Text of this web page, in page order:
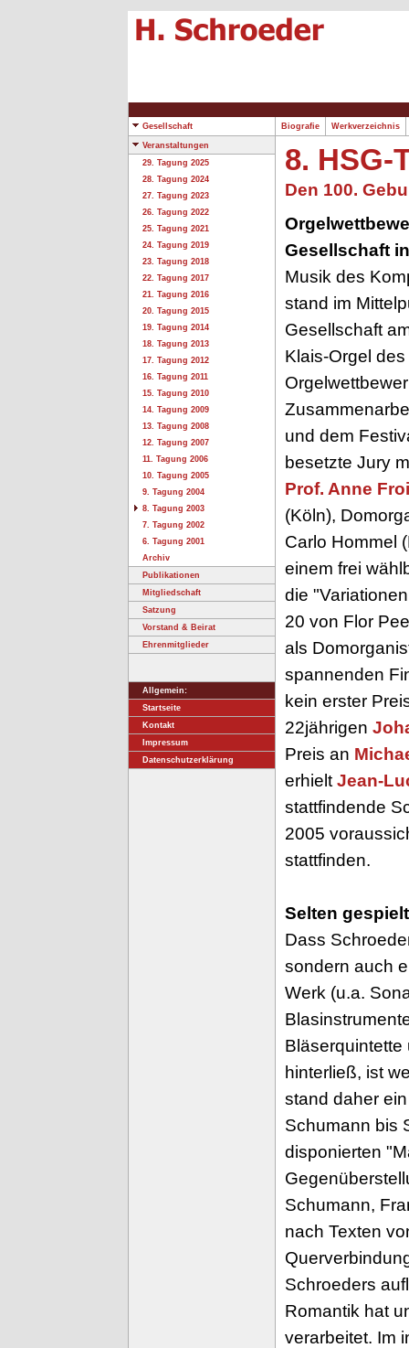
Gesellschaft Biografie Werkverzeichnis
Veranstaltungen
29. Tagung 2025
28. Tagung 2024
27. Tagung 2023
26. Tagung 2022
25. Tagung 2021
24. Tagung 2019
23. Tagung 2018
22. Tagung 2017
21. Tagung 2016
20. Tagung 2015
19. Tagung 2014
18. Tagung 2013
17. Tagung 2012
16. Tagung 2011
15. Tagung 2010
14. Tagung 2009
13. Tagung 2008
12. Tagung 2007
11. Tagung 2006
10. Tagung 2005
9. Tagung 2004
8. Tagung 2003
7. Tagung 2002
6. Tagung 2001
Archiv
Publikationen
Mitgliedschaft
Satzung
Vorstand & Beirat
Ehrenmitglieder
Allgemein:
Startseite
Kontakt
Impressum
Datenschutzerklärung
8. HSG-
Den 100.
Gesellschaft
Musik des
stand im
Gesellschaft
Klais-Orgel
und dem
besetzte Jury
Prof. Anne
(Köln),
Carlo Hommel
einem frei
die
20 von Flor
als
spannenden
kein erster
22jährigen
Preis an
erhielt Jean-
stattfindende
2005
stattfinden.
Selten
Dass
sondern auch
Werk (u.a.
Bläserquintette
hinterließ, ist
stand daher
Schumann bis
disponierten
Schumann,
nach Texten
Schroeders
Romantik hat
verarbeitet. Im